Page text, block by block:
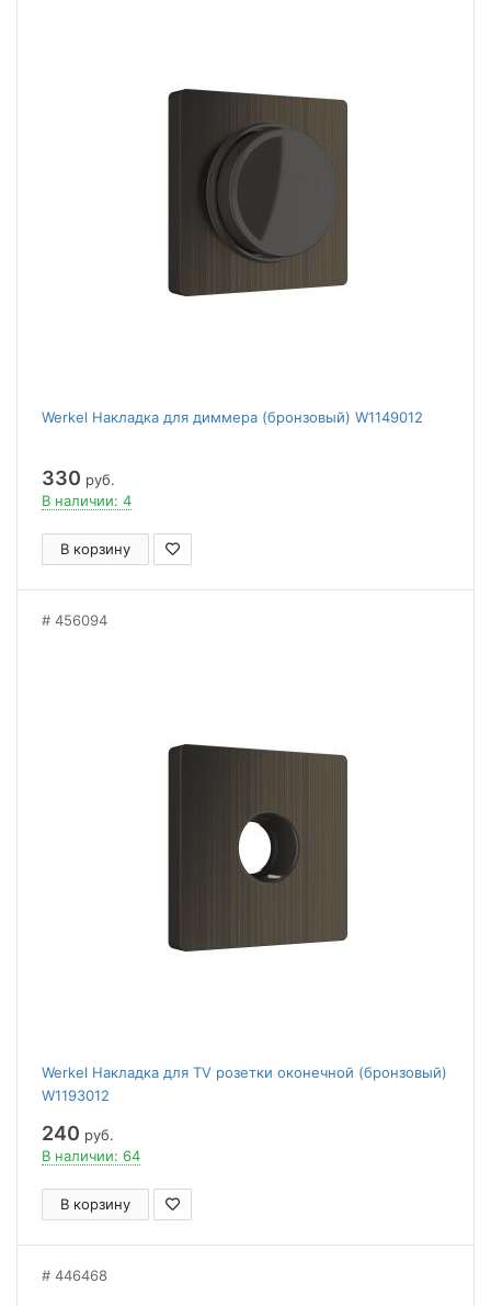
Werkel Накладка для диммера (бронзовый) W1149012
330 руб.
В наличии: 4
В корзину
456094
Werkel Накладка для TV розетки оконечной (бронзовый)
W1193012
240 руб.
В наличии: 64
В корзину
446468